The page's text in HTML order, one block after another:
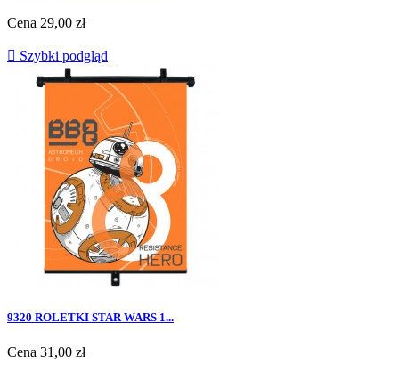
Cena 29,00 zł
 Szybki podgląd
9320 ROLETKI STAR WARS 1...
Cena 31,00 zł